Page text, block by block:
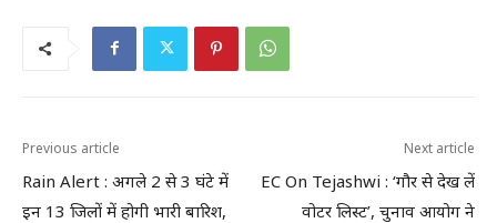
Previous article
Rain Alert : अगले 2 से 3 घंटे में
इन 13 जिलों में होगी भारी बारिश,
Next article
EC On Tejashwi : ‘गौर से देख लें
वोटर लिस्ट’, चुनाव आयोग ने